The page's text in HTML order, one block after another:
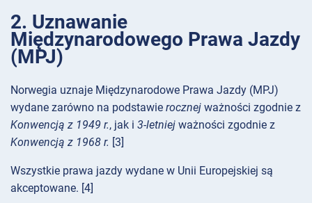
2. Uznawanie
Międzynarodowego Prawa Jazdy
(MPJ)
Norwegia uznaje Międzynarodowe Prawa Jazdy (MPJ)
wydane zarówno na podstawie rocznej ważności zgodnie z
Konwencją z 1949 r., jak i 3-letniej ważności zgodnie z
Konwencją z 1968 r. [3]
Wszystkie prawa jazdy wydane w Unii Europejskiej są
akceptowane. [4]